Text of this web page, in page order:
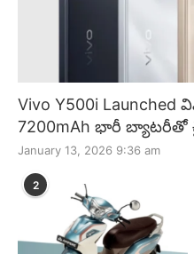
Vivo Y500i Launched
7200mAh భారీ
January 13, 2026 9:36 am
2